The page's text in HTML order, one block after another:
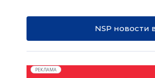
NSP новости
РЕКЛАМА